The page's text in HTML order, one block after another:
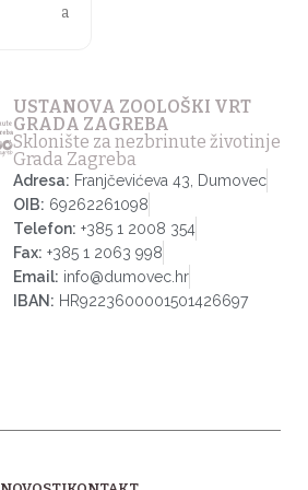
a
USTANOVA ZOOLOŠKI VRT
GRADA ZAGREBA
Sklonište za nezbrinute životinje
Grada Zagreba
Adresa: Franjčevićeva 43, Dumovec
OIB: 69262261098
Telefon: +385 1 2008 354
Fax: +385 1 2063 998
Email: info@dumovec.hr
IBAN: HR9223600001501426697